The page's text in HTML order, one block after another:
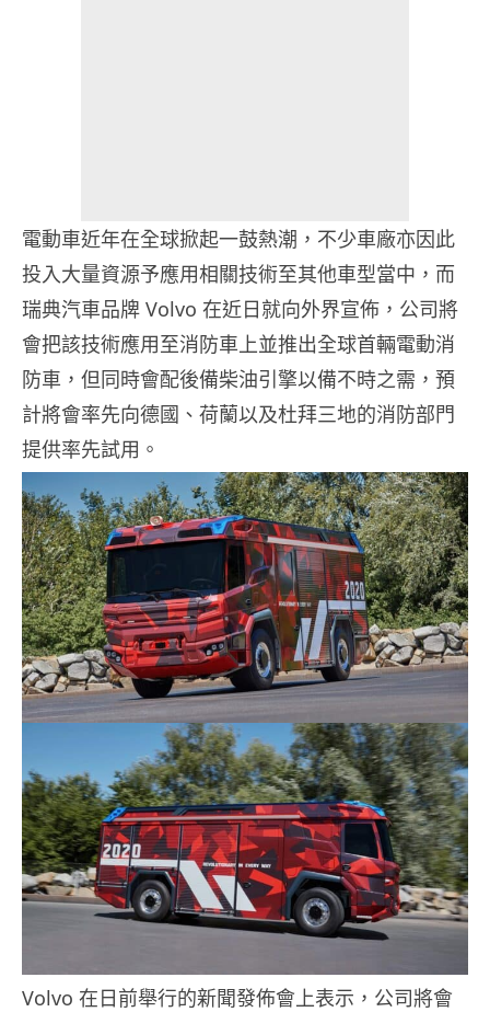
電動車近年在全球掀起一鼓熱潮，不少車廠亦因此
投入大量資源予應用相關技術至其他車型當中，而
瑞典汽車品牌 Volvo 在近日就向外界宣佈，公司將
會把該技術應用至消防車上並推出全球首輛電動消
防車，但同時會配後備柴油引擎以備不時之需，預
計將會率先向德國、荷蘭以及杜拜三地的消防部門
提供率先試用。
Volvo 在日前舉行的新聞發佈會上表示，公司將會